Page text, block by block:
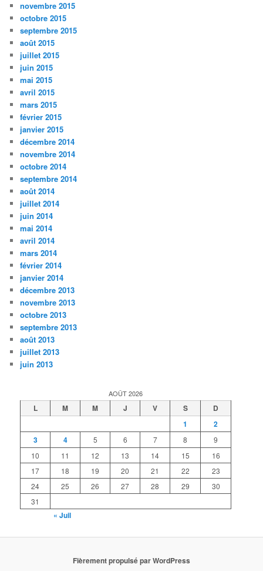
novembre 2015
octobre 2015
septembre 2015
août 2015
juillet 2015
juin 2015
mai 2015
avril 2015
mars 2015
février 2015
janvier 2015
décembre 2014
novembre 2014
octobre 2014
septembre 2014
août 2014
juillet 2014
juin 2014
mai 2014
avril 2014
mars 2014
février 2014
janvier 2014
décembre 2013
novembre 2013
octobre 2013
septembre 2013
août 2013
juillet 2013
juin 2013
AOÛT 2026
L M M J V S
D
1
2
3
4 5 6 7 8
9
10
11 12 13 14 15
16
17
18 19 20 21 22
23
24
25 26 27 28 29
30
31
« Juil
Fièrement propulsé par WordPress